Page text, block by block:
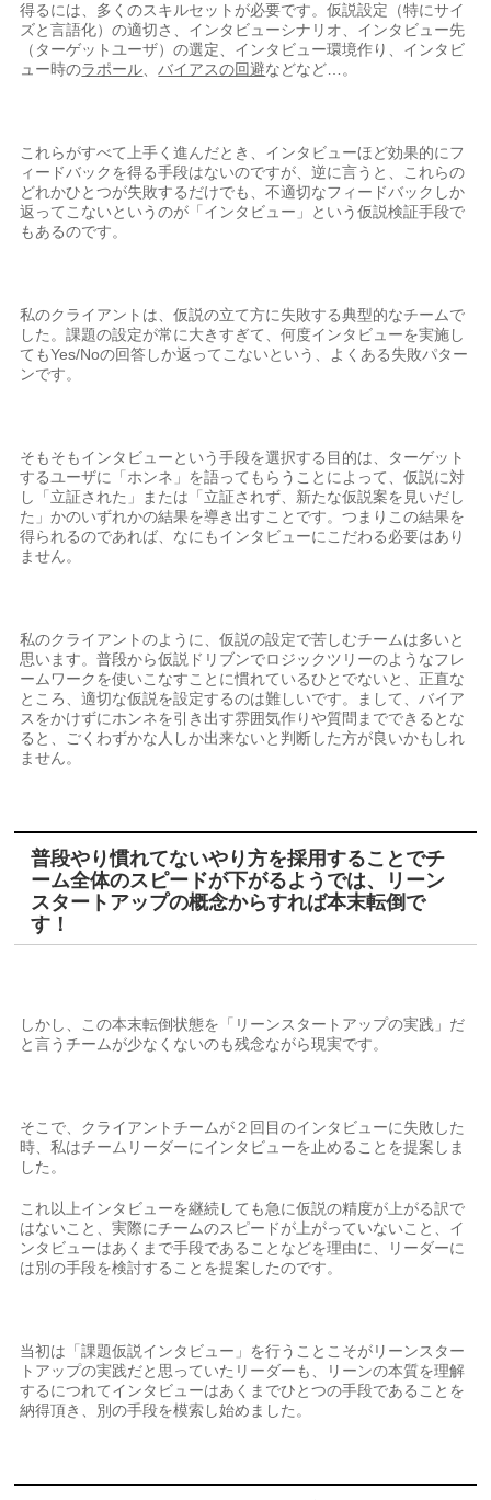
得るには、多くのスキルセットが必要です。仮説設定（特にサイ
ズと言語化）の適切さ、インタビューシナリオ、インタビュー先
（ターゲットユーザ）の選定、インタビュー環境作り、インタビ
ュー時のラポール 、バイアスの回避などなど…。
これらがすべて上手く進んだとき、インタビューほど効果的にフ
ィードバックを得る手段はないのですが、逆に言うと、これらの
どれかひとつが失敗するだけでも、不適切なフィードバックしか
返ってこないというのが「インタビュー」という仮説検証手段で
もあるのです。
私のクライアントは、仮説の立て方に失敗する典型的なチームで
した。課題の設定が常に大きすぎて、何度インタビューを実施し
てもYes/Noの回答しか返ってこないという、よくある失敗パター
ンです。
そもそもインタビューという手段を選択する目的は、ターゲット
するユーザに「ホンネ」を語ってもらうことによって、仮説に対
し「立証された」または「立証されず、新たな仮説案を見いだし
た」かのいずれかの結果を導き出すことです。つまりこの結果を
得られるのであれば、なにもインタビューにこだわる必要はあり
ません。
私のクライアントのように、仮説の設定で苦しむチームは多いと
思います。普段から仮説ドリブンでロジックツリーのようなフレ
ームワークを使いこなすことに慣れているひとでないと、正直な
ところ、適切な仮説を設定するのは難しいです。まして、バイア
スをかけずにホンネを引き出す雰囲気作りや質問までできるとな
ると、ごくわずかな人しか出来ないと判断した方が良いかもしれ
ません。
普段やり慣れてないやり方を採用することでチ
ーム全体のスピードが下がるようでは、リーン
スタートアップの概念からすれば本末転倒で
す！
しかし、この本末転倒状態を「リーンスタートアップの実践」だ
と言うチームが少なくないのも残念ながら現実です。
そこで、クライアントチームが２回目のインタビューに失敗した
時、私はチームリーダーにインタビューを止めることを提案しま
した。
これ以上インタビューを継続しても急に仮説の精度が上がる訳で
はないこと、実際にチームのスピードが上がっていないこと、イ
ンタビューはあくまで手段であることなどを理由に、リーダーに
は別の手段を検討することを提案したのです。
当初は「課題仮説インタビュー」を行うことこそがリーンスター
トアップの実践だと思っていたリーダーも、リーンの本質を理解
するにつれてインタビューはあくまでひとつの手段であることを
納得頂き、別の手段を模索し始めました。